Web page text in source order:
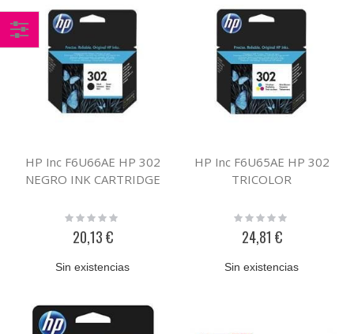
HP Inc F6U66AE HP 302
NEGRO INK CARTRIDGE
Rating:
20,13 €
Sin existencias
HP Inc F6U65AE HP 302
TRICOLOR
Rating:
24,81 €
Sin existencias
Comprar